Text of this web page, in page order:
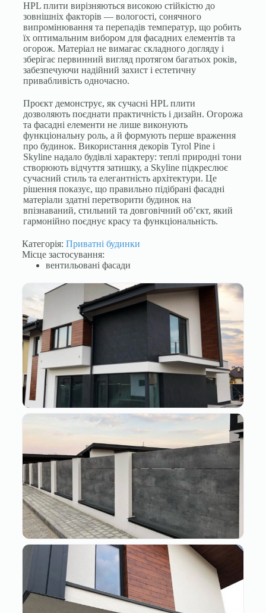
HPL плити вирізняються високою стійкістю до
зовнішніх факторів — вологості, сонячного
випромінювання та перепадів температур, що робить
їх оптимальним вибором для фасадних елементів та
огорож. Матеріал не вимагає складного догляду і
зберігає первинний вигляд протягом багатьох років,
забезпечуючи надійний захист і естетичну
привабливість одночасно.
Проєкт демонструє, як сучасні HPL плити
дозволяють поєднати практичність і дизайн. Огорожа
та фасадні елементи не лише виконують
функціональну роль, а й формують перше враження
про будинок. Використання декорів Tyrol Pine і
Skyline надало будівлі характеру: теплі природні тони
створюють відчуття затишку, а Skyline підкреслює
сучасний стиль та елегантність архітектури. Це
рішення показує, що правильно підібрані фасадні
матеріали здатні перетворити будинок на
впізнаваний, стильний та довговічний об’єкт, який
гармонійно поєднує красу та функціональність.
Категорія: Приватні будинки
Місце застосування:
вентильовані фасади